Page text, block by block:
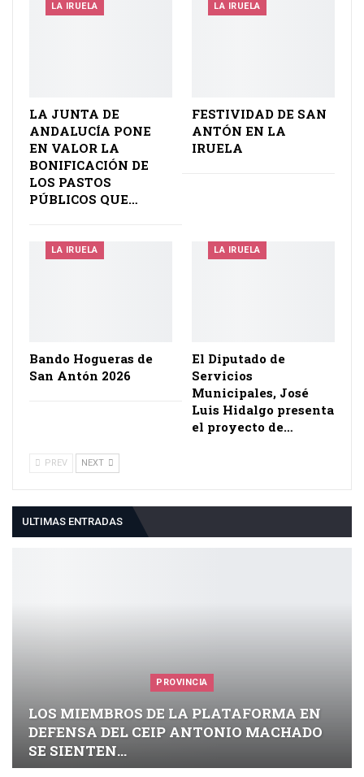
LA IRUELA
LA JUNTA DE
ANDALUCÍA PONE
EN VALOR LA
BONIFICACIÓN DE
LOS PASTOS
PÚBLICOS QUE…
LA IRUELA
FESTIVIDAD DE SAN
ANTÓN EN LA
IRUELA
LA IRUELA
Bando Hogueras de
San Antón 2026
LA IRUELA
El Diputado de
Servicios
Municipales, José
Luis Hidalgo presenta
el proyecto de…
PREV NEXT
ULTIMAS ENTRADAS
PROVINCIA
LOS MIEMBROS DE LA PLATAFORMA EN
DEFENSA DEL CEIP ANTONIO MACHADO
SE SIENTEN…